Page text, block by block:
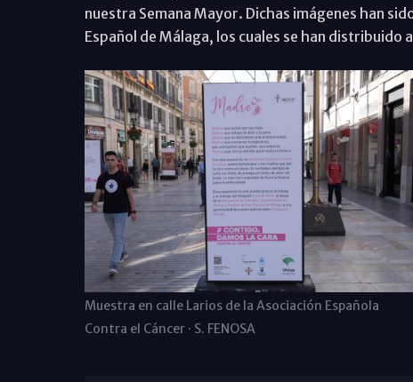
nuestra Semana Mayor. Dichas imágenes han
Español de Málaga, los cuales se han distribuido
Muestra en calle Larios de la Asociación Española
Contra el Cáncer · S. FENOSA